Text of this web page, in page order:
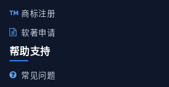
商标注册
软著申请
帮助支持
常见问题